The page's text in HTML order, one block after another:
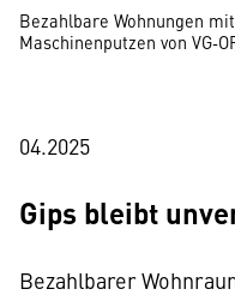
Bezahlbare Wohnungen
Maschinenputzen von VG‑
04.2025
Gips bleibt
Bezahlbarer